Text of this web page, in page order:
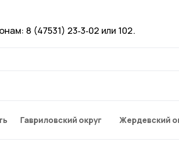
8 (47531) 23‑3‑02 или 102.
Гавриловский округ Жердевский